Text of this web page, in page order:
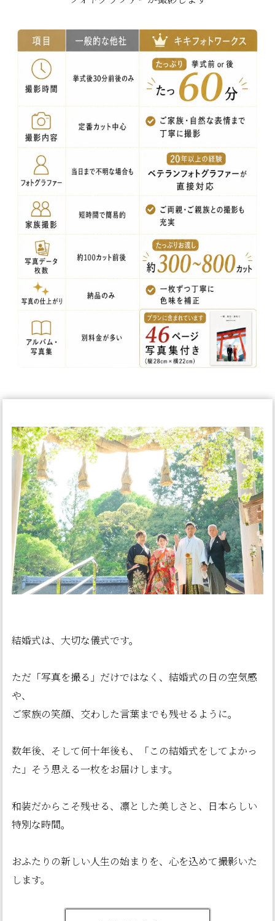
結婚式は、大切な儀式です。
ただ「写真を撮る」だけではなく、結婚式の日の空気感
や、
ご家族の笑顔、交わした言葉までも残せるように。
数年後、そして何十年後も、「この結婚式をしてよかっ
た」そう思える一枚をお届けします。
和装だからこそ残せる、凛とした美しさと、日本らしい
特別な時間。
おふたりの新しい人生の始まりを、心を込めて撮影いた
します。